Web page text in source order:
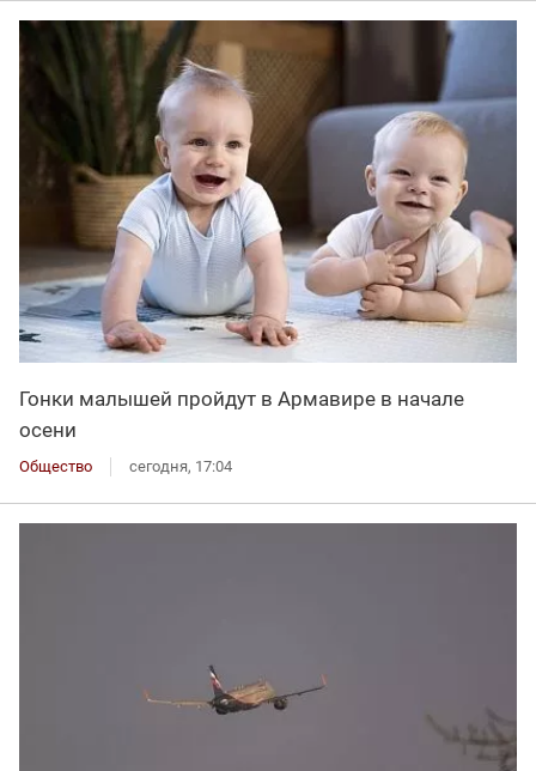
Гонки малышей пройдут в Армавире в начале
осени
Общество сегодня, 17:04